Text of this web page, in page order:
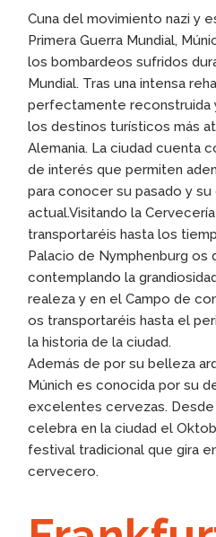
Cuna del movimiento nazi y
Primera Guerra Mundial,
los bombardeos sufridos
Mundial. Tras una intensa
perfectamente reconstruida
los destinos turísticos más
Alemania. La ciudad cuenta
de interés que permiten
para conocer su pasado y su
actual.Visitando la
transportaréis hasta los
Palacio de Nymphenburg os
contemplando la
realeza y en el Campo de
os transportaréis hasta el
la historia de la ciudad.
Además de por su belleza
Múnich es conocida por su
excelentes cervezas. Desde
celebra en la ciudad el
festival tradicional que gira
cervecero.